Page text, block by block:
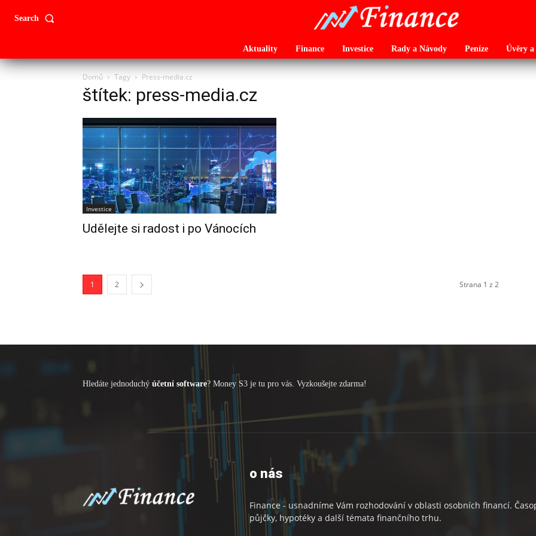
Search
Aktuality Finance Investice Rady a Návody Peníze Úvěry
Domů Tagy Press-media.cz
štítek: press-media.cz
Investice
Udělejte si radost i po Vánocích
1 2 Strana 1 z 2
Hledáte jednoduchý účetní software? Money S3 je tu pro vás. Vyzkoušejte zdarma!
o nás
Finance - usnadníme Vám rozhodování v oblasti osobních financí.
půjčky, hypotéky a další témata finančního trhu.